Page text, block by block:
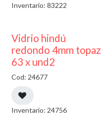
Inventario: 83222
40% DESCUENTO
Vidrio hindú
redondo 4mm topaz
63 x und2
Cod: 24677
Inventario: 24756